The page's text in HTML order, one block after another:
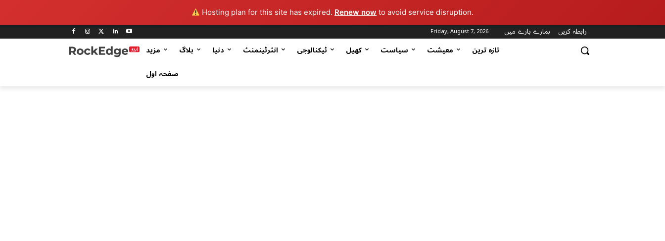
Hosting plan for this site has expired. Renew now to avoid service disruption.
Friday, August 7, 2026 ہمارے بارے میں
رابطہ کریں
مزید
بلاگ دنیا انٹرٹینمنٹ ٹیکنالوجی کھیل سیاست معیشت
تازہ ترین
صفحہ اول